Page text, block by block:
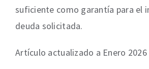
suficiente como garantía para el
deuda solicitada.
Artículo actualizado a Enero 2026